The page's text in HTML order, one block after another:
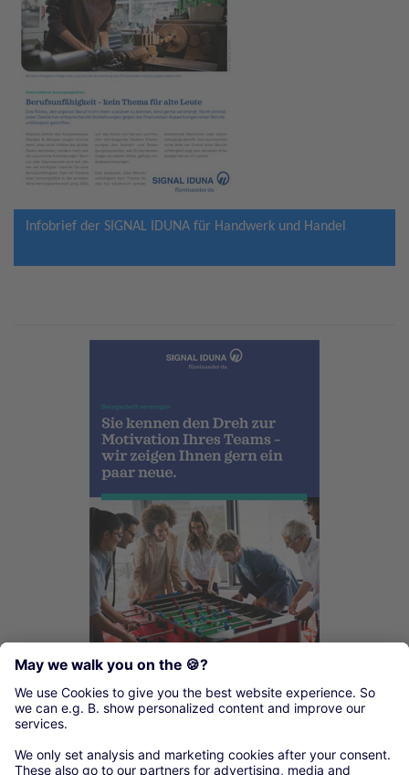
Infobrief der SIGNAL IDUNA für Handwerk und Handel